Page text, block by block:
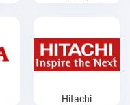
Hitachi